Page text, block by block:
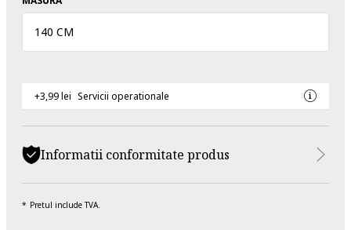
140 CM
+3,99 lei Servicii operationale
Informatii conformitate produs
Pretul include TVA.